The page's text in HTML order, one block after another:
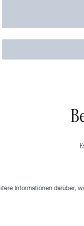
Informationen darüber,